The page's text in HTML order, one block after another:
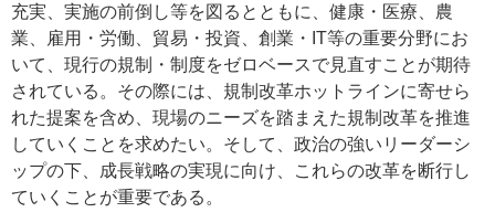
充実、実施の前倒し等を図るとともに、健康・医療、農
業、雇用・労働、貿易・投資、創業・IT等の重要分野にお
いて、現行の規制・制度をゼロベースで見直すことが期待
されている。その際には、規制改革ホットラインに寄せら
れた提案を含め、現場のニーズを踏まえた規制改革を推進
していくことを求めたい。そして、政治の強いリーダーシ
ップの下、成長戦略の実現に向け、これらの改革を断行し
ていくことが重要である。